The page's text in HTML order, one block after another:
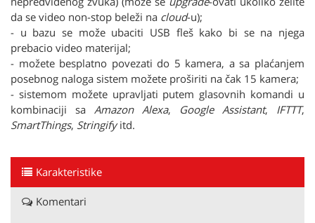
da se video non-stop beleži na cloud-u);
- u bazu se može ubaciti USB fleš kako bi se na njega
prebacio video materijal;
- možete besplatno povezati do 5 kamera, a sa plaćanjem
posebnog naloga sistem možete proširiti na čak 15 kamera;
- sistemom možete upravljati putem glasovnih komandi u
kombinaciji sa Amazon Alexa, Google Assistant, IFTTT,
SmartThings, Stringifyitd.
Karakteristike
Komentari